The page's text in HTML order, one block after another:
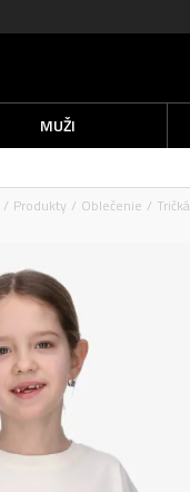
MUŽI
Produkty Oblečenie Tričká